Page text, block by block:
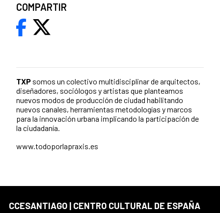
TXP somos un colectivo multidisciplinar de arquitectos,
diseñadores, sociólogos y artistas que planteamos
nuevos modos de producción de ciudad habilitando
nuevos canales, herramientas metodologías y marcos
para la innovación urbana implicando la participación de
la ciudadanía.
www.todoporlapraxis.es
COMPARTIR
CCESANTIAGO | CENTRO CULTURAL DE ESPAÑA